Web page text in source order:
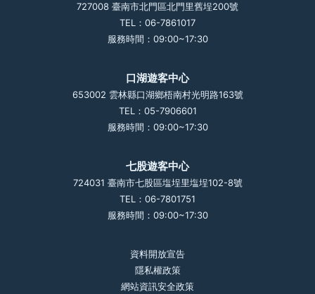
727008 臺南市北門區北門里舊埕200號
TEL：06-7861017
服務時間：09:00~17:30
口湖遊客中心
653002 雲林縣口湖鄉梧南村光明路163號
TEL：05-7906601
服務時間：09:00~17:30
七股遊客中心
724031 臺南市七股區塩埕里塩埕102-8號
TEL：06-7801751
服務時間：09:00~17:30
資料開放宣告
隱私權政策
網站資訊安全政策